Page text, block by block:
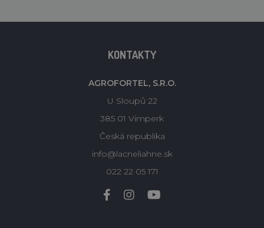
KONTAKTY
AGROFORTEL, S.R.O.
U Sloupů 22
385 01 Vimperk
Česká republika
info@lacneliahne.sk
022 22 05 171